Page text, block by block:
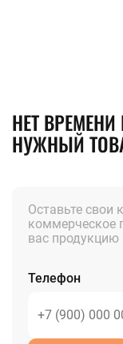
НЕТ ВРЕМЕНИ
НУЖНЫЙ
Оставьте
коммерческое
вас продукцию
Телефон